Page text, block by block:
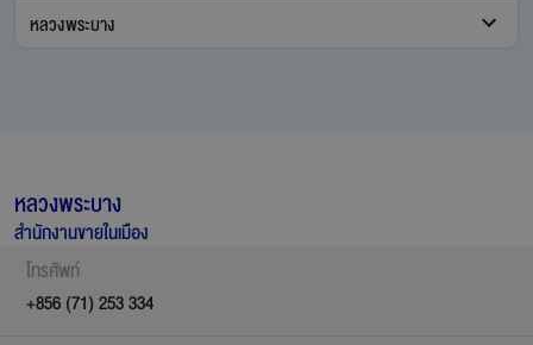
หลวงพระบาง
หลวงพระบาง
สำนักงานขายในเมือง
โทรศัพท์
+856 (71) 253 334